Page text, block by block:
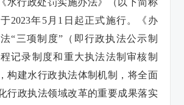
于2023年5月1日起正式施行。《办
“三项制度”（即行政执法公示制
记录制度和重大执法法制审核制
构建水行政执法体制机制，将全面
行政执法领域改革的重要成果落实